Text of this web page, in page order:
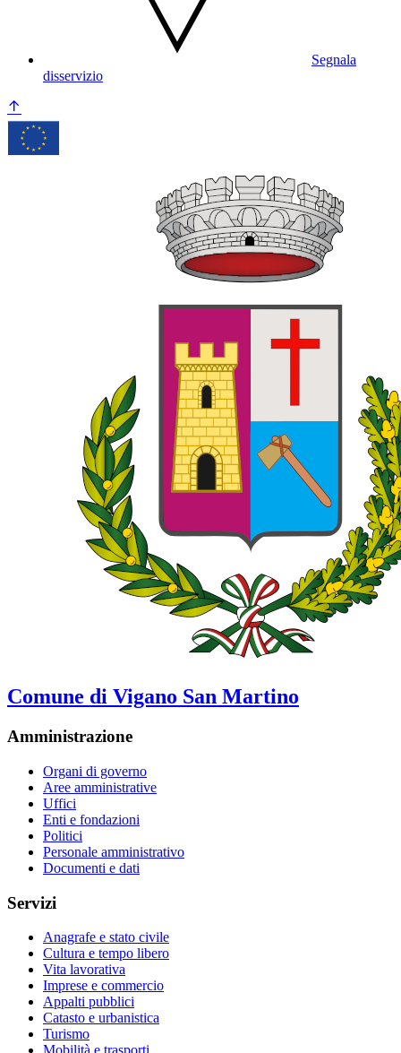
Segnala
disservizio
Comune di Vigano San Martino
Amministrazione
Organi di governo
Aree amministrative
Uffici
Enti e fondazioni
Politici
Personale amministrativo
Documenti e dati
Servizi
Anagrafe e stato civile
Cultura e tempo libero
Vita lavorativa
Imprese e commercio
Appalti pubblici
Catasto e urbanistica
Turismo